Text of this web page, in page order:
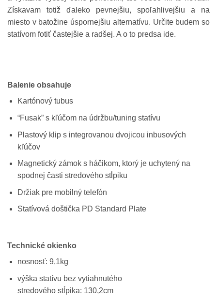
Získavam totiž ďaleko pevnejšiu, spoľahlivejšiu a na
miesto v batožine úspornejšiu alternatívu. Určite budem so
statívom fotiť častejšie a radšej. A o to predsa ide.
Balenie obsahuje
Kartónový tubus
“Fusak” s kľúčom na údržbu/tuning statívu
Plastový klip s integrovanou dvojicou inbusových
kľúčov
Magnetický zámok s háčikom, ktorý je uchytený na
spodnej časti stredového stĺpiku
Držiak pre mobilný telefón
Statívová doštička PD Standard Plate
Technické okienko
nosnosť: 9,1kg
výška statívu bez vytiahnutého
stredového stĺpika: 130,2cm